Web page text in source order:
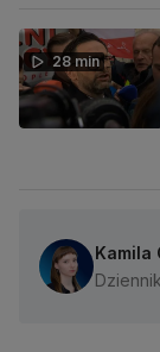
28 min
Kamila